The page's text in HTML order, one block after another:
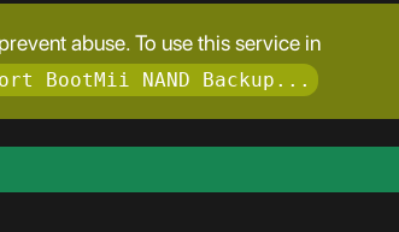
abuse. To use this service in
BootMii NAND Backup...